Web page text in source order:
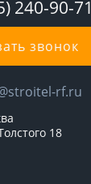
240-90-71
звонок
rf.ru
18